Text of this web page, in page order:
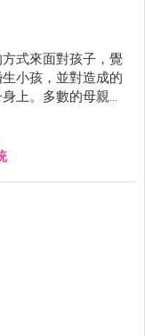
式來面對孩子，覺
小孩，並對造成的
上。多數的母親都
對孩子感到內疚與
誰來協助。